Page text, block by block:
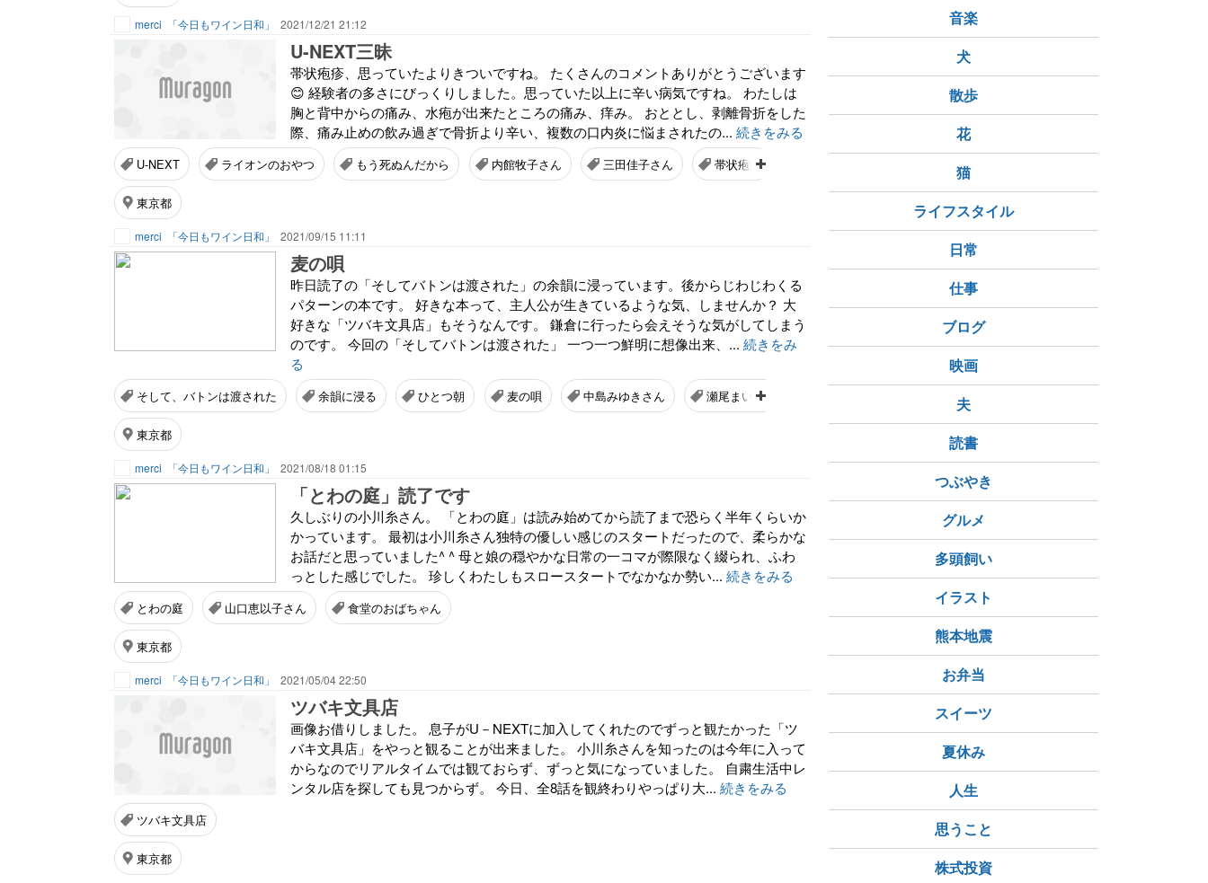
merci 「今日もワイン日和」 2021/12/21 21:12
U-NEXT三昧
帯状疱疹、思っていたよりきついですね。 たくさんのコメントありがとうございます
😊 経験者の多さにびっくりしました。思っていた以上に辛い病気ですね。 わたしは
胸と背中からの痛み、水疱が出来たところの痛み、痒み。 おととし、剥離骨折をした
際、痛み止めの飲み過ぎで骨折より辛い、複数の口内炎に悩まされたの... 続きをみる
U-NEXT ライオンのおやつ もう死ぬんだから 内館牧子さん 三田佳子さん 帯状疱疹
東京都
merci 「今日もワイン日和」 2021/09/15 11:11
麦の唄
昨日読了の「そしてバトンは渡された」の余韻に浸っています。後からじわじわくる
パターンの本です。 好きな本って、主人公が生きているような気、しませんか？ 大
好きな「ツバキ文具店」もそうなんです。 鎌倉に行ったら会えそうな気がしてしまう
のです。 今回の「そしてバトンは渡された」 一つ一つ鮮明に想像出来、... 続きをみ
る
そして、バトンは渡された 余韻に浸る ひとつ朝 麦の唄 中島みゆきさん 瀬尾まいこさん
東京都
merci 「今日もワイン日和」 2021/08/18 01:15
「とわの庭」読了です
久しぶりの小川糸さん。 「とわの庭」は読み始めてから読了まで恐らく半年くらいか
かっています。 最初は小川糸さん独特の優しい感じのスタートだったので、柔らかな
お話だと思っていました^ ^ 母と娘の穏やかな日常の一コマが際限なく綴られ、ふわ
っとした感じでした。 珍しくわたしもスロースタートでなかなか勢い... 続きをみる
とわの庭 山口恵以子さん 食堂のおばちゃん
東京都
merci 「今日もワイン日和」 2021/05/04 22:50
ツバキ文具店
画像お借りしました。 息子がU－NEXTに加入してくれたのでずっと観たかった「ツ
バキ文具店」をやっと観ることが出来ました。 小川糸さんを知ったのは今年に入って
からなのでリアルタイムでは観ておらず、ずっと気になっていました。 自粛生活中レ
ンタル店を探しても見つからず。 今日、全8話を観終わりやっぱり大... 続きをみる
ツバキ文具店
東京都
音楽
犬
散歩
花
猫
ライフスタイル
日常
仕事
ブログ
映画
夫
読書
つぶやき
グルメ
多頭飼い
イラスト
熊本地震
お弁当
スイーツ
夏休み
人生
思うこと
株式投資